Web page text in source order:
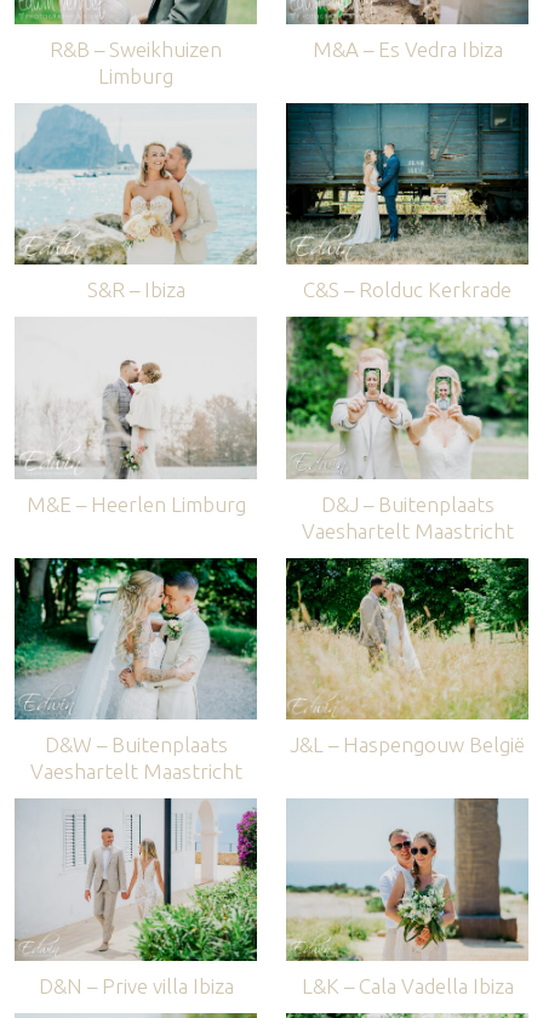
R&B – Sweikhuizen
Limburg
M&A – Es Vedra Ibiza
S&R – Ibiza C&S – Rolduc Kerkrade
M&E – Heerlen Limburg
D&J – Buitenplaats
Vaeshartelt Maastricht
D&W – Buitenplaats
Vaeshartelt Maastricht
J&L – Haspengouw België
D&N – Prive villa Ibiza L&K – Cala Vadella Ibiza